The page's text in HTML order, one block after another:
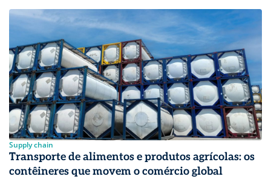
Supply chain
Transporte de alimentos e produtos agrícolas: os
contêineres que movem o comércio global